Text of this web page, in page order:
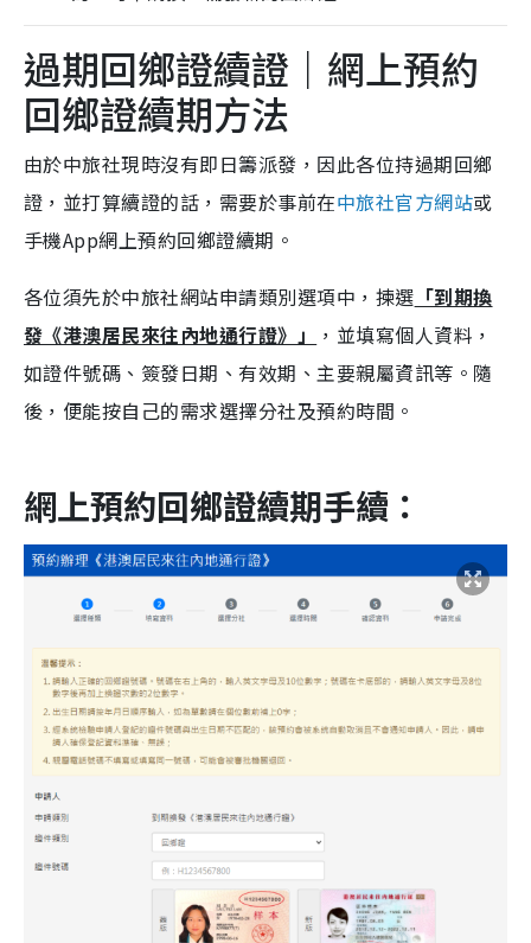
過期回鄉證續證｜網上預約
回鄉證續期方法
由於中旅社現時沒有即日籌派發，因此各位持過期回鄉
證，並打算續證的話，需要於事前在中旅社官方網站或
手機App網上預約回鄉證續期。
各位須先於中旅社網站申請類別選項中，揀選 「到期換
發《港澳居民來往內地通行證》」
，並填寫個人資料，
如證件號碼、簽發日期、有效期、主要親屬資訊等。隨
後，便能按自己的需求選擇分社及預約時間。
網上預約回鄉證續期手續：